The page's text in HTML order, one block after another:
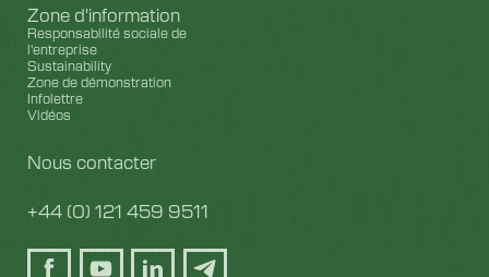
Zone d'information
Responsabilité sociale de
l'entreprise
Sustainability
Zone de démonstration
Infolettre
Vidéos
Nous contacter
+44 (0) 121 459 9511